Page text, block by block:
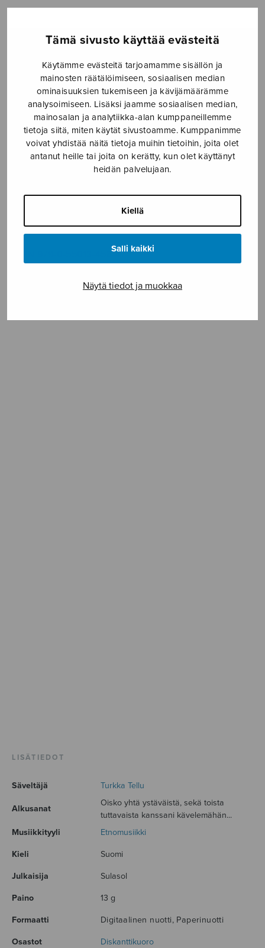
Tämä sivusto käyttää evästeitä
Käytämme evästeitä tarjoamamme sisällön ja
mainosten räätälöimiseen, sosiaalisen median
ominaisuuksien tukemiseen ja kävijämäärämme
analysoimiseen. Lisäksi jaamme sosiaalisen median,
mainosalan ja analytiikka-alan kumppaneillemme
tietoja siitä, miten käytät sivustoamme. Kumppanimme
voivat yhdistää näitä tietoja muihin tietoihin, joita olet
antanut heille tai joita on kerätty, kun olet käyttänyt
heidän palvelujaan.
Kiellä
Salli kaikki
Näytä tiedot ja muokkaa
-
Formaatti
Viis'astu!
määrä
LISÄÄ
OSTOSKORIIN
Tuotetunnus (SKU):S2458
Sävelletty Lahden musiikkiluokkien 50-vuotisjuhliin
2016.
ISMN 979-0-55013-458-4
LISÄTIEDOT
Säveltäjä Turkka Tellu
Alkusanat
Oisko yhtä ystäväistä, sekä toista
tuttavaista kanssani kävelemähän...
Musiikkityyli
Etnomusiikki
Kieli Suomi
Julkaisija Sulasol
Paino 13 g
Formaatti Digitaalinen nuotti, Paperinuotti
Osastot Diskanttikuoro